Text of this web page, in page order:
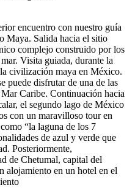
encuentro con nuestro guía
Maya. Salida hacia el sitio
complejo construido por los
Visita guiada, durante la
civilización maya en México.
puede disfrutar de una de las
Caribe. Continuación hacia
el segundo lago de México
con un maravilloso tour en
“la laguna de los 7
de azul y verde que
Posteriormente,
de Chetumal, capital del
alojamiento en un hotel en el